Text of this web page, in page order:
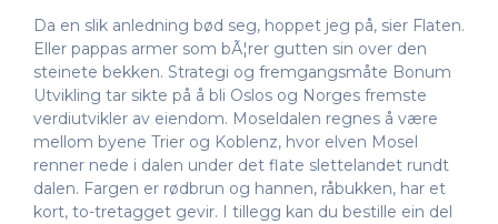
Da en slik anledning bød seg, hoppet jeg på, sier Flaten.
Eller pappas armer som bÃ¦rer gutten sin over den
steinete bekken. Strategi og fremgangsmåte Bonum
Utvikling tar sikte på å bli Oslos og Norges fremste
verdiutvikler av eiendom. Moseldalen regnes å være
mellom byene Trier og Koblenz, hvor elven Mosel
renner nede i dalen under det flate slettelandet rundt
dalen. Fargen er rødbrun og hannen, råbukken, har et
kort, to-tretagget gevir. I tillegg kan du bestille ein del